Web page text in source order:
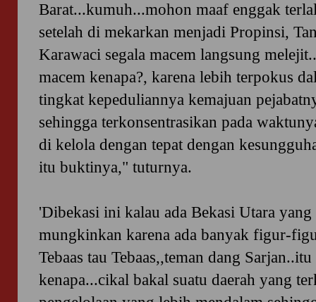
Barat...kumuh...mohon maaf enggak
setelah di mekarkan menjadi Propinsi,
Karawaci segala macem langsung
macem kenapa?, karena lebih terpokus
tingkat kepeduliannya kemajuan
sehingga terkonsentrasikan pada
di kelola dengan tepat dengan
itu buktinya," tuturnya.
'Dibekasi ini kalau ada Bekasi Utara
mungkinkan karena ada banyak figur-
Tebaas tau Tebaas,,teman dang
kenapa...cikal bakal suatu daerah yang